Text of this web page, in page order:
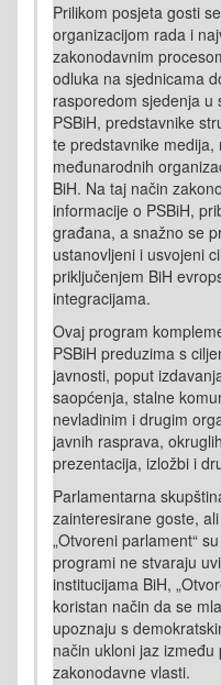
Prilikom posjeta gosti
organizacijom rada i
zakonodavnim
odluka na sjednicama
rasporedom sjedenja u
PSBiH, predstavnike
te predstavnike
međunarodnih
BiH. Na taj način
informacije o PSBiH,
građana, a snažno se
ustanovljeni i usvojeni
priključenjem BiH
integracijama.
Ovaj program
PSBiH preduzima s
javnosti, poput
saopćenja, stalne
nevladinim i drugim
javnih rasprava,
prezentacija, izložbi i
Parlamentarna
zainteresirane goste,
„Otvoreni parlament“
programi ne stvaraju
institucijama BiH,
koristan način da se
upoznaju s
način ukloni jaz
zakonodavne vlasti.